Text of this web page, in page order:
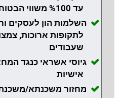
עד %100 משווי הבטוחה
השלמות הון לעסקים
לתקופות ארוכות,
שעבודים
גיוסי אשראי כנגד
אישיות
מחזור משכנתא/